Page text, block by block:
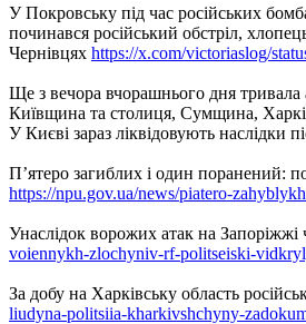
У Покровську під час російських
починався російський обстріл,
Чернівцях https://x.com/victoriaslog/
Ще з вечора вчорашнього дня тривала
Київщина та столиця, Сумщина,
У Києві зараз ліквідовують наслідки
П’ятеро загиблих і один поранений:
https://npu.gov.ua/news/piatero-
Унаслідок ворожих атак на
voiennykh-zlochyniv-rf-politseiski-
За добу на Харківську область
liudyna-politsiia-kharkivshchyny-